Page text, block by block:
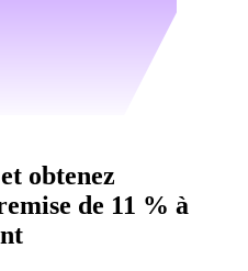
obtenez
de 11 % à